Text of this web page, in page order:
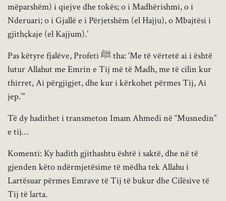
mëparshëm) i qiejve dhe tokës; o i Madhërishmi, o i
Nderuari; o i Gjallë e i Përjetshëm (el Hajju), o Mbajtësi i
gjithçkaje (el Kajjum).’
Pas këtyre fjalëve, Profeti ﷺ tha: ‘Me të vërtetë ai i është
lutur Allahut me Emrin e Tij më të Madh, me të cilin kur
thirret, Ai përgjigjet, dhe kur i kërkohet përmes Tij, Ai
jep.’”
Të dy hadithet i transmeton Imam Ahmedi në “Musnedin”
e tij…
Komenti: Ky hadith gjithashtu është i saktë, dhe në të
gjenden këto ndërmjetësime të mëdha tek Allahu i
Lartësuar përmes Emrave të Tij të bukur dhe Cilësive të
Tij të larta.